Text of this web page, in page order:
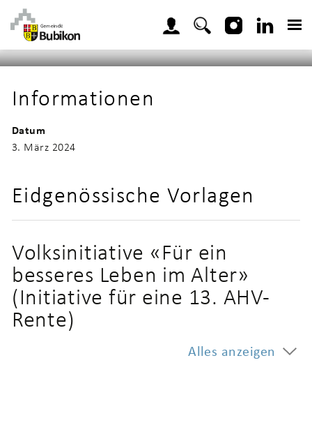
zur Startseite
Direkt zur Hauptnavigation
Direkt zum Inhalt
Direkt zur Suche
Direkt zum Stichwortverzeichnis
Kopfzeile
Inhalt
Home Politik Abstimmungen
Informationen
Datum
3. März 2024
Eidgenössische Vorlagen
Volksinitiative «Für ein
besseres Leben im Alter»
(Initiative für eine 13. AHV-
Rente)
Alles anzeigen